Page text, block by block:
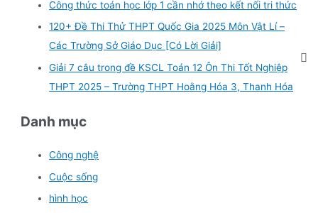
Công thức toán học lớp 1 cần nhớ theo kết nối tri thức
120+ Đề Thi Thử THPT Quốc Gia 2025 Môn Vật Lí –
Các Trường Sở Giáo Dục [Có Lời Giải]
Giải 7 câu trong đề KSCL Toán 12 Ôn Thi Tốt Nghiệp
THPT 2025 – Trường THPT Hoằng Hóa 3, Thanh Hóa
Danh mục
Công nghệ
Cuộc sống
hình học